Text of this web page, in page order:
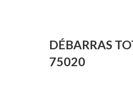
DÉBARRAS
75020